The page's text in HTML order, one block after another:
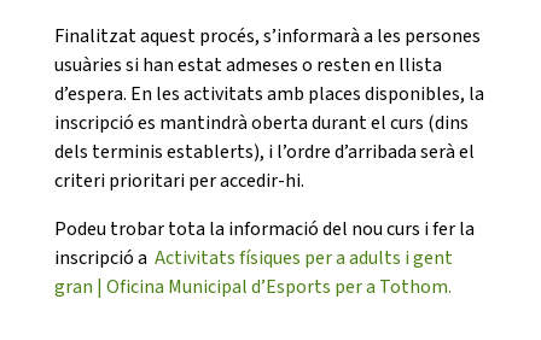
Finalitzat aquest procés, s’informarà a les persones
usuàries si han estat admeses o resten en llista
d’espera. En les activitats amb places disponibles, la
inscripció es mantindrà oberta durant el curs (dins
dels terminis establerts), i l’ordre d’arribada serà el
criteri prioritari per accedir-hi.
Podeu trobar tota la informació del nou curs i fer la
inscripció a Activitats físiques per a adults i gent
gran | Oficina Municipal d’Esports per a Tothom.
CONEIX FUNDESPLAI
La Fundació
L'equip